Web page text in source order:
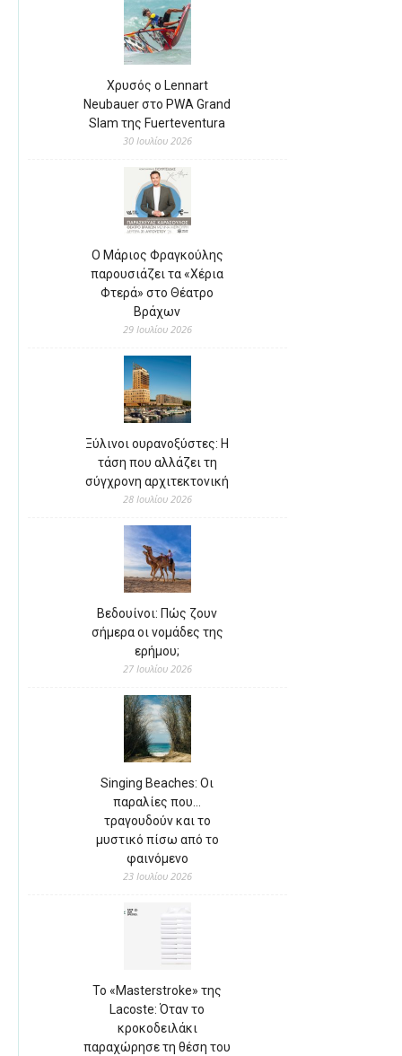
Χρυσός ο Lennart
Neubauer στο PWA Grand
Slam της Fuerteventura
30 Ιουλίου 2026
Ο Μάριος Φραγκούλης
παρουσιάζει τα «Χέρια
Φτερά» στο Θέατρο
Βράχων
29 Ιουλίου 2026
Ξύλινοι ουρανοξύστες: Η
τάση που αλλάζει τη
σύγχρονη αρχιτεκτονική
28 Ιουλίου 2026
Βεδουίνοι: Πώς ζουν
σήμερα οι νομάδες της
ερήμου;
27 Ιουλίου 2026
Singing Beaches: Οι
παραλίες που…
τραγουδούν και το
μυστικό πίσω από το
φαινόμενο
23 Ιουλίου 2026
Το «Masterstroke» της
Lacoste: Όταν το
κροκοδειλάκι
παραχώρησε τη θέση του